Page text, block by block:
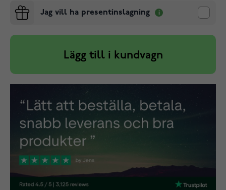
Jag vill ha presentinslagning
Lägg till i kundvagn